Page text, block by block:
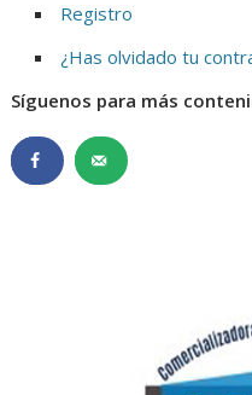
Registro
¿Has olvidado tu
Síguenos para más